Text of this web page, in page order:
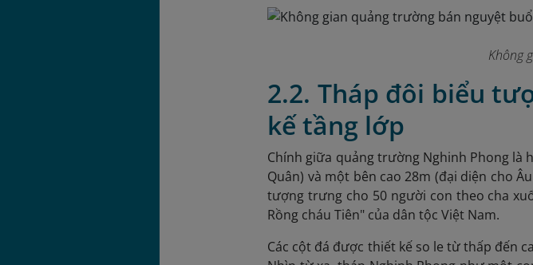
Không
2.2. Tháp đôi biểu
kế tầng lớp
Chính giữa quảng trường Nghinh Phong là
Quân) và một bên cao 28m (đại diện cho
tượng trưng cho 50 người con theo cha
Rồng cháu Tiên" của dân tộc Việt Nam.
Các cột đá được thiết kế so le từ thấp đến